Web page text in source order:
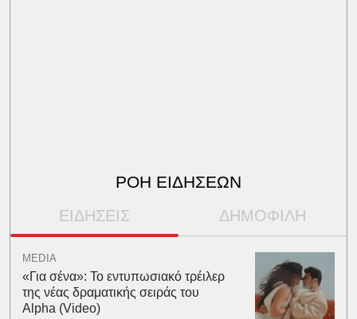
ΡΟΗ ΕΙΔΗΣΕΩΝ
ΕΙΔΗΣΕΙΣ ΔΗΜΟΦΙΛΗ
MEDIA
«Για σένα»: Το εντυπωσιακό τρέιλερ
της νέας δραματικής σειράς του
Alpha (Video)